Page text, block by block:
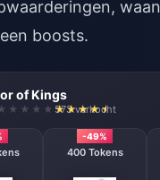
boosts.
of Kings
573 verkocht
-49%
400 Tokens